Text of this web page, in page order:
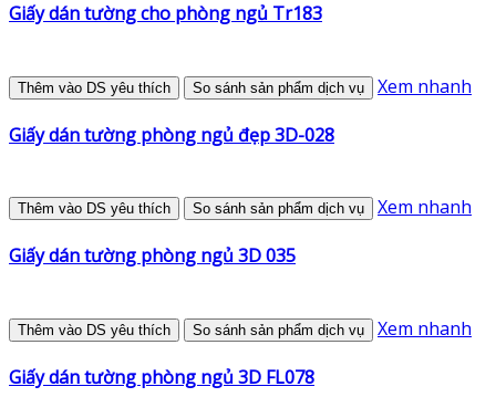
Giấy dán tường cho phòng ngủ Tr183
Thêm vào DS yêu thích So sánh sản phẩm dịch vụ Xem nhanh
Giấy dán tường phòng ngủ đẹp 3D-028
Thêm vào DS yêu thích So sánh sản phẩm dịch vụ Xem nhanh
Giấy dán tường phòng ngủ 3D 035
Thêm vào DS yêu thích So sánh sản phẩm dịch vụ Xem nhanh
Giấy dán tường phòng ngủ 3D FL078